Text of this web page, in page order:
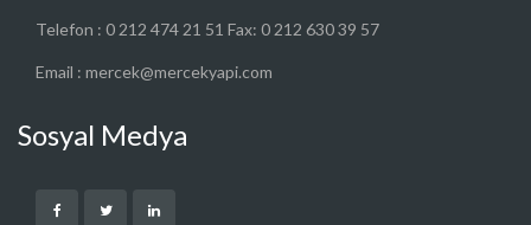
Telefon : 0 212 474 21 51 Fax: 0 212 630 39 57
Email : mercek@mercekyapi.com
Sosyal Medya